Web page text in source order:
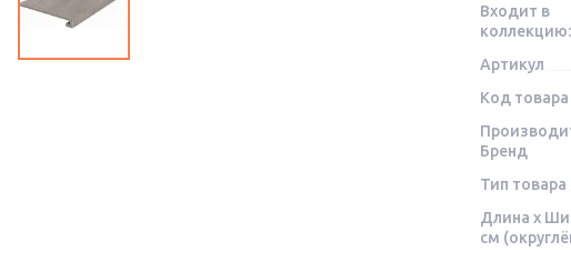
Входит в
коллекцию:
Артикул
Код товара
Бренд
Тип товара
Длина x
см